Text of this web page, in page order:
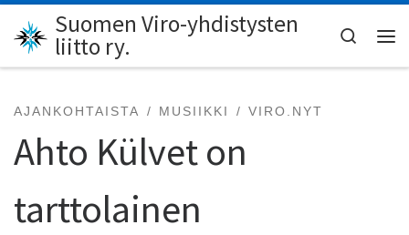
Skip to content
Suomen Viro-yhdistysten
liitto ry.
Search
AJANKOHTAISTA MUSIIKKI VIRO.NYT
Ahto Külvet on
tarttolainen